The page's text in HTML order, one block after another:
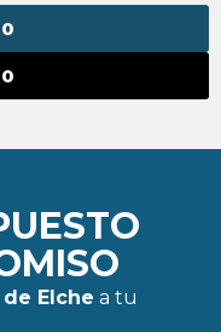
Elche a tu